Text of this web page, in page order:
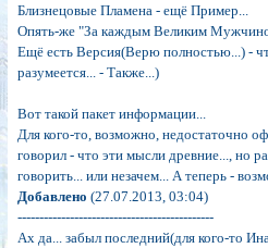
Близнецовые Пламена - ещё Пример...
Опять-же "За каждым Великим
Ещё есть Версия(Верю полностью...) -
разумеется... - Также...)
Вот такой пакет информации...
Для кого-то, возможно, недостаточно
говорил - что эти мысли древние..., но
говорить... или незачем... А теперь -
Добавлено (27.07.2013, 03:04)
---------------------------------------------
Ах да... забыл последний(для кого-то